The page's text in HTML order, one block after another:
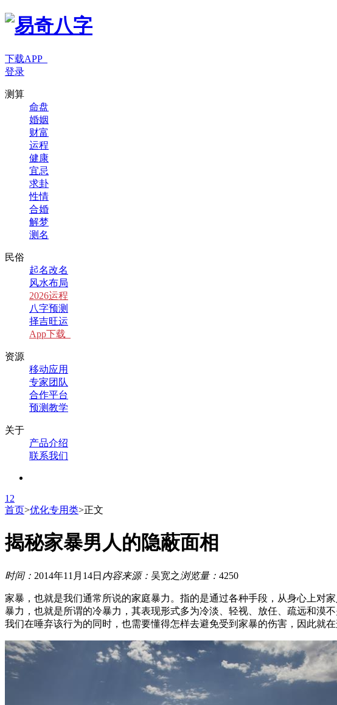
下载APP
登录
测算
命盘
婚姻
财富
运程
健康
宜忌
求卦
性情
合婚
解梦
测名
民俗
起名改名
风水布局
2026运程
八字预测
择吉旺运
App下载
资源
移动应用
专家团队
合作平台
预测教学
关于
产品介绍
联系我们
1 2
首页>优化专用类>正文
揭秘家暴男人的隐蔽面相
时间： 2014年11月14日 内容来源： 吴宽之浏览量： 4250
家暴，也就是我们通常所说的家庭暴力。指的是通过各种手段，从身心上对
暴力，也就是所谓的冷暴力，其表现形式多为冷淡、轻视、放任、疏远和漠
我们在唾弃该行为的同时，也需要懂得怎样去避免受到家暴的伤害，因此就